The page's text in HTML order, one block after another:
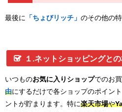
最後に 「ちょびリッチ」 のその他の
１.ネットショッピングと
いつものお気に入りショップでのお買
由にするだけで各ショップのポイン
ントが貯まります。特に楽天市場や